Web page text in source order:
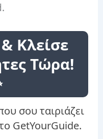
Κλείσε
Τώρα!
σου ταιριάζει
GetYourGuide.